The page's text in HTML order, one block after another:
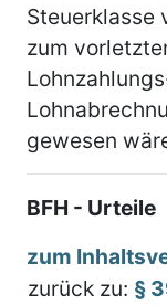
Steuerklasse
zum
gewesen
BFH - Urteile
zum
zurück zu: §